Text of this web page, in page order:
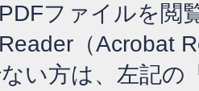
PDFファイルを閲
Reader（Acrobat
い方は、左記の